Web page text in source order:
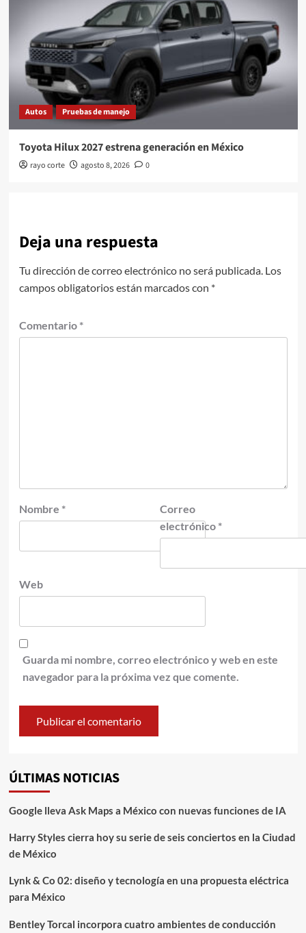
Autos Pruebas de manejo
Toyota Hilux 2027 estrena generación en México
rayo corte agosto 8, 2026 0
Deja una respuesta
Tu dirección de correo electrónico no será publicada. Los
campos obligatorios están marcados con *
Comentario *
Nombre *
Correo
electrónico *
Web
Guarda mi nombre, correo electrónico y web en este
navegador para la próxima vez que comente.
ÚLTIMAS NOTICIAS
Google lleva Ask Maps a México con nuevas funciones de IA
Harry Styles cierra hoy su serie de seis conciertos en la Ciudad
de México
Lynk & Co 02: diseño y tecnología en una propuesta eléctrica
para México
Bentley Torcal incorpora cuatro ambientes de conducción